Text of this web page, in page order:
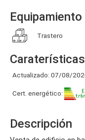
Equipamiento
Trastero
Caraterísticas
Actualizado: 07/08/
Cert. energético:
Descripción